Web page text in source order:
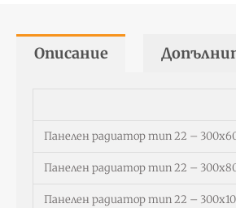
Описание
Панелен радиатор тип 22 –
Панелен радиатор тип 22 –
Панелен радиатор тип 22 –